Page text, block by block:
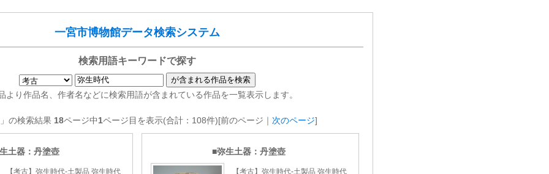
一宮市博物館データ検索システム
検索用語キーワードで探す
より作品名、作者名などに検索用語が含まれている作品を一覧表示します。
の検索結果 18ページ中1ページ目を表示(合計：108件)[前のページ｜ 次のページ]
土器：丹塗壺
【考古】弥生時代-土製品 弥生時代
弥生土器：丹塗壺
【考古】弥生時代-土製品 弥生時代